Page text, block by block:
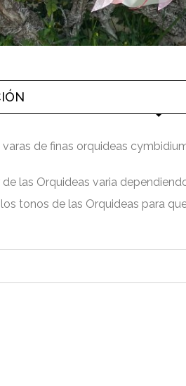
de finas orquideas
de las Orquideas varia
tonos de las Orquideas para